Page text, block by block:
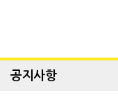
공지사항